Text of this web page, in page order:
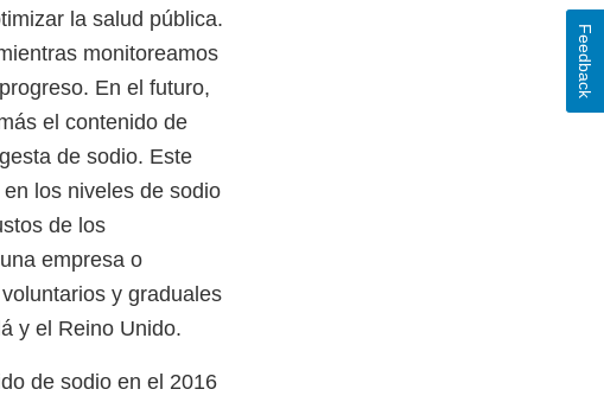
la salud pública.
monitoreamos
En el futuro,
el contenido de
de sodio. Este
los niveles de sodio
de los
empresa o
y graduales
y el Reino Unido.
de sodio en el 2016
Feedback